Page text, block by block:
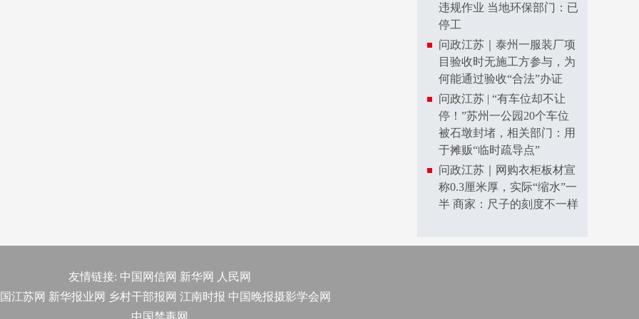
违规作业 当地环保部门：已
停工
问政江苏｜泰州一服装厂项
目验收时无施工方参与，为
何能通过验收“合法”办证
问政江苏 | “有车位却不让
停！”苏州一公园20个车位
被石墩封堵，相关部门：用
于摊贩“临时疏导点”
问政江苏｜网购衣柜板材宣
称0.3厘米厚，实际“缩水”一
半 商家：尺子的刻度不一样
友情链接: 中国网信网 新华网
人民网
江苏网 新华报业网 乡村干部报网 江南时报 中国晚报摄影学会网
中国禁毒网